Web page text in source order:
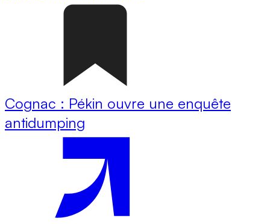
Cognac : Pékin ouvre une enquête
antidumping